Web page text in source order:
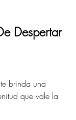
Despertar
brinda una
que vale la